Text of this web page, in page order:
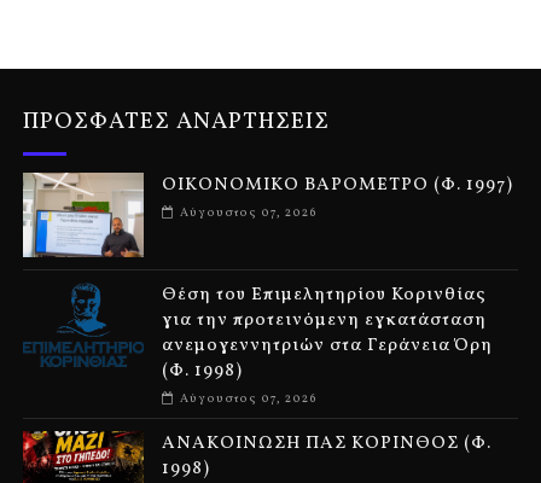
ΠΡΟΣΦΑΤΕΣ ΑΝΑΡΤΗΣΕΙΣ
ΟΙΚΟΝΟΜΙΚΟ ΒΑΡΟΜΕΤΡΟ (Φ. 1997)
Αύγουστος 07, 2026
Θέση του Επιμελητηρίου Κορινθίας
για την προτεινόμενη εγκατάσταση
ανεμογεννητριών στα Γεράνεια Όρη
(Φ. 1998)
Αύγουστος 07, 2026
ΑΝΑΚΟΙΝΩΣΗ ΠΑΣ ΚΟΡΙΝΘΟΣ (Φ.
1998)